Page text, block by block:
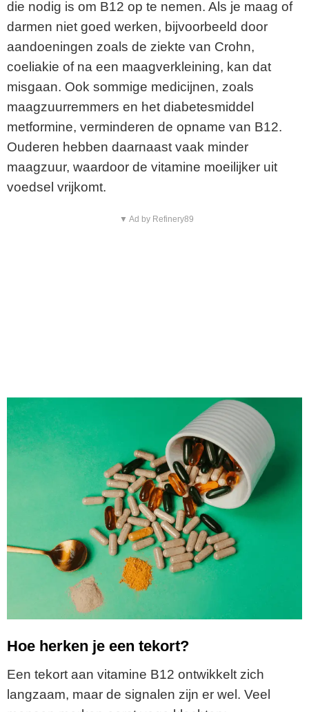
die nodig is om B12 op te nemen. Als je maag of
darmen niet goed werken, bijvoorbeeld door
aandoeningen zoals de ziekte van Crohn,
coeliakie of na een maagverkleining, kan dat
misgaan. Ook sommige medicijnen, zoals
maagzuurremmers en het diabetesmiddel
metformine, verminderen de opname van B12.
Ouderen hebben daarnaast vaak minder
maagzuur, waardoor de vitamine moeilijker uit
voedsel vrijkomt.
▼ Ad by Refinery89
Hoe herken je een tekort?
Een tekort aan vitamine B12 ontwikkelt zich
langzaam, maar de signalen zijn er wel. Veel